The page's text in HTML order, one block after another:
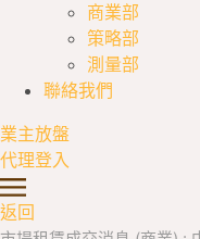
商業部
策略部
測量部
聯絡我們
業主放盤
代理登入
返回